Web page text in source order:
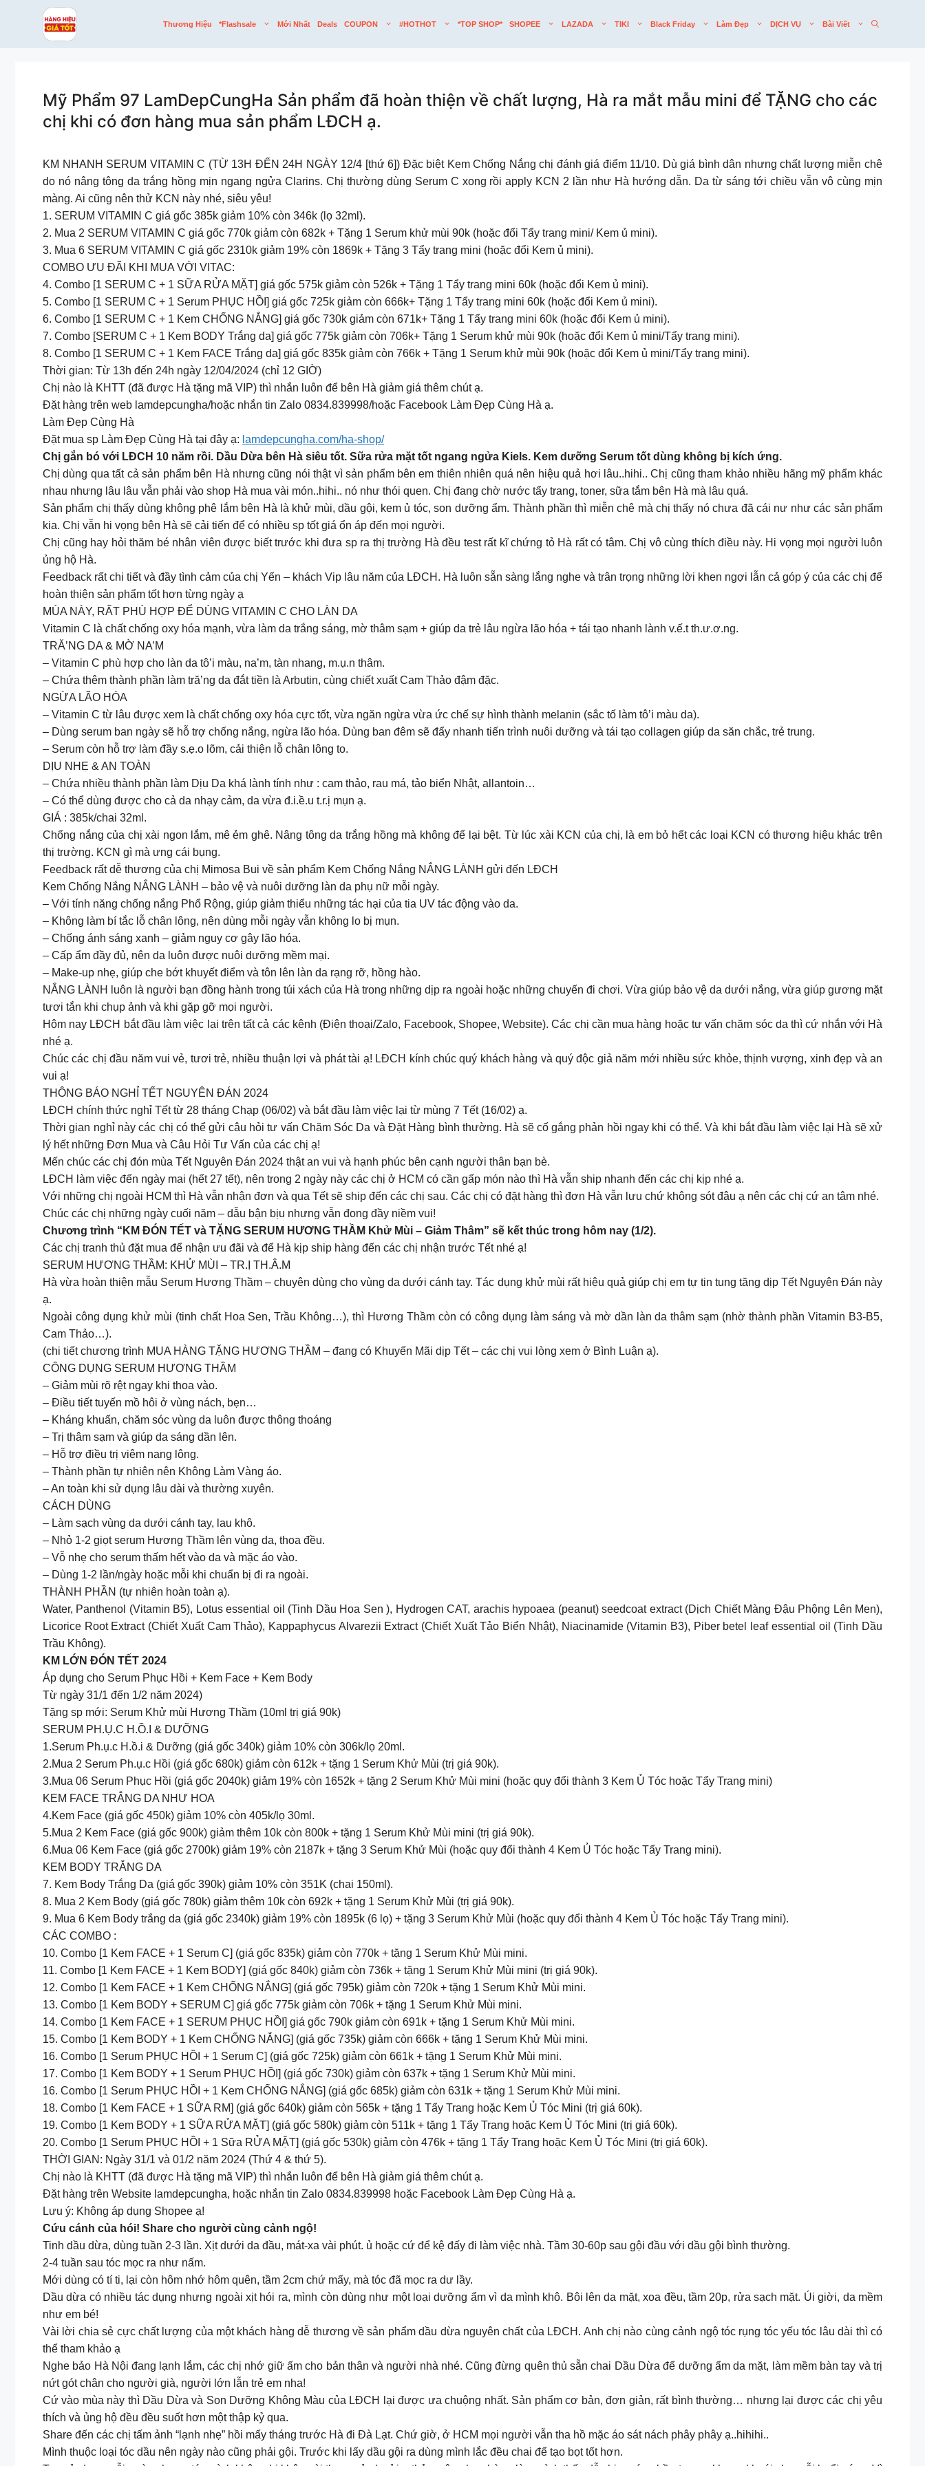
Thương Hiệu *flashsale Mới Nhất Deals COUPON #HOTHOT *TOP SHOP* SHOPEE LAZADA TIKI Black Friday Làm Đẹp DỊCH VỤ Bài Viết
Mỹ Phẩm 97 LamDepCungHa Sản phẩm đã hoàn thiện về chất lượng, Hà ra mắt mẫu mini để TẶNG cho các
chị khi có đơn hàng mua sản phẩm LĐCH ạ.
KM NHANH SERUM VITAMIN C (TỪ 13H ĐẾN 24H NGÀY 12/4 [thứ 6]) Đặc biệt Kem Chống Nắng chị đánh giá điểm 11/10. Dù giá bình dân nhưng chất lượng miễn chê
do nó nâng tông da trắng hồng mịn ngang ngửa Clarins. Chị thường dùng Serum C xong rồi apply KCN 2 lần như Hà hướng dẫn. Da từ sáng tới chiều vẫn vô cùng mịn
màng. Ai cũng nên thử KCN này nhé, siêu yêu!
1. SERUM VITAMIN C giá gốc 385k giảm 10% còn 346k (lọ 32ml).
2. Mua 2 SERUM VITAMIN C giá gốc 770k giảm còn 682k + Tặng 1 Serum khử mùi 90k (hoặc đổi Tẩy trang mini/ Kem ủ mini).
3. Mua 6 SERUM VITAMIN C giá gốc 2310k giảm 19% còn 1869k + Tặng 3 Tẩy trang mini (hoặc đổi Kem ủ mini).
COMBO ƯU ĐÃI KHI MUA VỚI VITAC:
4. Combo [1 SERUM C + 1 SỮA RỬA MẶT] giá gốc 575k giảm còn 526k + Tặng 1 Tẩy trang mini 60k (hoặc đổi Kem ủ mini).
5. Combo [1 SERUM C + 1 Serum PHỤC HỒI] giá gốc 725k giảm còn 666k+ Tặng 1 Tẩy trang mini 60k (hoặc đổi Kem ủ mini).
6. Combo [1 SERUM C + 1 Kem CHỐNG NẮNG] giá gốc 730k giảm còn 671k+ Tặng 1 Tẩy trang mini 60k (hoặc đổi Kem ủ mini).
7. Combo [SERUM C + 1 Kem BODY Trắng da] giá gốc 775k giảm còn 706k+ Tặng 1 Serum khử mùi 90k (hoặc đổi Kem ủ mini/Tẩy trang mini).
8. Combo [1 SERUM C + 1 Kem FACE Trắng da] giá gốc 835k giảm còn 766k + Tặng 1 Serum khử mùi 90k (hoặc đổi Kem ủ mini/Tẩy trang mini).
Thời gian: Từ 13h đến 24h ngày 12/04/2024 (chỉ 12 GIỜ)
Chị nào là KHTT (đã được Hà tặng mã VIP) thì nhắn luôn để bên Hà giảm giá thêm chút ạ.
Đặt hàng trên web lamdepcungha/hoặc nhắn tin Zalo 0834.839998/hoặc Facebook Làm Đẹp Cùng Hà ạ.
Làm Đẹp Cùng Hà
Đặt mua sp Làm Đẹp Cùng Hà tại đây ạ: lamdepcungha.com/ha-shop/
Chị gắn bó với LĐCH 10 năm rồi. Dầu Dừa bên Hà siêu tốt. Sữa rửa mặt tốt ngang ngửa Kiels. Kem dưỡng Serum tốt dùng không bị kích ứng.
Chị dùng qua tất cả sản phẩm bên Hà nhưng cũng nói thật vì sản phẩm bên em thiên nhiên quá nên hiệu quả hơi lâu..hihi.. Chị cũng tham khảo nhiều hãng mỹ phẩm khác
nhau nhưng lâu lâu vẫn phải vào shop Hà mua vài món..hihi.. nó như thói quen. Chị đang chờ nước tẩy trang, toner, sữa tắm bên Hà mà lâu quá.
Sản phẩm chị thấy dùng không phê lắm bên Hà là khử mùi, dầu gội, kem ủ tóc, son dưỡng ẩm. Thành phần thì miễn chê mà chị thấy nó chưa đã cái nư như các sản phẩm
kia. Chị vẫn hi vọng bên Hà sẽ cải tiến để có nhiều sp tốt giá ổn áp đến mọi người.
Chị cũng hay hỏi thăm bé nhân viên được biết trước khi đưa sp ra thị trường Hà đều test rất kĩ chứng tỏ Hà rất có tâm. Chị vô cùng thích điều này. Hi vọng mọi người luôn
ủng hộ Hà.
Feedback rất chi tiết và đầy tình cảm của chị Yến – khách Vip lâu năm của LĐCH. Hà luôn sẵn sàng lắng nghe và trân trọng những lời khen ngợi lẫn cả góp ý của các chị để
hoàn thiện sản phẩm tốt hơn từng ngày ạ
MÙA NÀY, RẤT PHÙ HỢP ĐỂ DÙNG VITAMIN C CHO LÀN DA
Vitamin C là chất chống oxy hóa mạnh, vừa làm da trắng sáng, mờ thâm sạm + giúp da trẻ lâu ngừa lão hóa + tái tạo nhanh lành v.ế.t th.ư.ơ.ng.
TRĂ’NG DA & MỜ NA’M
– Vitamin C phù hợp cho làn da tô’i màu, na’m, tàn nhang, m.ụ.n thâm.
– Chứa thêm thành phần làm tră’ng da đắt tiền là Arbutin, cùng chiết xuất Cam Thảo đậm đặc.
NGỪA LÃO HÓA
– Vitamin C từ lâu được xem là chất chống oxy hóa cực tốt, vừa ngăn ngừa vừa ức chế sự hình thành melanin (sắc tố làm tô’i màu da).
– Dùng serum ban ngày sẽ hỗ trợ chống nắng, ngừa lão hóa. Dùng ban đêm sẽ đẩy nhanh tiến trình nuôi dưỡng và tái tạo collagen giúp da săn chắc, trẻ trung.
– Serum còn hỗ trợ làm đầy s.ẹ.o lõm, cải thiện lỗ chân lông to.
DỊU NHẸ & AN TOÀN
– Chứa nhiều thành phần làm Dịu Da khá lành tính như : cam thảo, rau má, tảo biển Nhật, allantoin…
– Có thể dùng được cho cả da nhạy cảm, da vừa đ.i.ề.u t.r.ị mụn ạ.
GIÁ : 385k/chai 32ml.
Chống nắng của chị xài ngon lắm, mê ẻm ghê. Nâng tông da trắng hồng mà không để lại bệt. Từ lúc xài KCN của chị, là em bỏ hết các loại KCN có thương hiệu khác trên
thị trường. KCN gì mà ưng cái bụng.
Feedback rất dễ thương của chị Mimosa Bui về sản phẩm Kem Chống Nắng NẮNG LÀNH gửi đến LĐCH
Kem Chống Nắng NẮNG LÀNH – bảo vệ và nuôi dưỡng làn da phụ nữ mỗi ngày.
– Với tính năng chống nắng Phổ Rộng, giúp giảm thiểu những tác hại của tia UV tác động vào da.
– Không làm bí tắc lỗ chân lông, nên dùng mỗi ngày vẫn không lo bị mụn.
– Chống ánh sáng xanh – giảm nguy cơ gây lão hóa.
– Cấp ẩm đầy đủ, nên da luôn được nuôi dưỡng mềm mại.
– Make-up nhẹ, giúp che bớt khuyết điểm và tôn lên làn da rạng rỡ, hồng hào.
NẮNG LÀNH luôn là người bạn đồng hành trong túi xách của Hà trong những dịp ra ngoài hoặc những chuyến đi chơi. Vừa giúp bảo vệ da dưới nắng, vừa giúp gương mặt
tươi tắn khi chụp ảnh và khi gặp gỡ mọi người.
Hôm nay LĐCH bắt đầu làm việc lại trên tất cả các kênh (Điện thoại/Zalo, Facebook, Shopee, Website). Các chị cần mua hàng hoặc tư vấn chăm sóc da thì cứ nhắn với Hà
nhé ạ.
Chúc các chị đầu năm vui vẻ, tươi trẻ, nhiều thuận lợi và phát tài ạ! LĐCH kính chúc quý khách hàng và quý độc giả năm mới nhiều sức khỏe, thịnh vượng, xinh đẹp và an
vui ạ!
THÔNG BÁO NGHỈ TẾT NGUYÊN ĐÁN 2024
LĐCH chính thức nghỉ Tết từ 28 tháng Chạp (06/02) và bắt đầu làm việc lại từ mùng 7 Tết (16/02) ạ.
Thời gian nghỉ này các chị có thể gửi câu hỏi tư vấn Chăm Sóc Da và Đặt Hàng bình thường. Hà sẽ cố gắng phản hồi ngay khi có thể. Và khi bắt đầu làm việc lại Hà sẽ xử
lý hết những Đơn Mua và Câu Hỏi Tư Vấn của các chị ạ!
Mến chúc các chị đón mùa Tết Nguyên Đán 2024 thật an vui và hạnh phúc bên cạnh người thân bạn bè.
LĐCH làm việc đến ngày mai (hết 27 tết), nên trong 2 ngày này các chị ở HCM có cần gấp món nào thì Hà vẫn ship nhanh đến các chị kịp nhé ạ.
Với những chị ngoài HCM thì Hà vẫn nhận đơn và qua Tết sẽ ship đến các chị sau. Các chị có đặt hàng thì đơn Hà vẫn lưu chứ không sót đâu ạ nên các chị cứ an tâm nhé.
Chúc các chị những ngày cuối năm – dẫu bận bịu nhưng vẫn đong đầy niềm vui!
Chương trình “KM ĐÓN TẾT và TẶNG SERUM HƯƠNG THẦM Khử Mùi – Giảm Thâm” sẽ kết thúc trong hôm nay (1/2).
Các chị tranh thủ đặt mua để nhận ưu đãi và để Hà kịp ship hàng đến các chị nhận trước Tết nhé ạ!
SERUM HƯƠNG THẦM: KHỬ MÙI – TR.Ị TH.Â.M
Hà vừa hoàn thiện mẫu Serum Hương Thầm – chuyên dùng cho vùng da dưới cánh tay. Tác dụng khử mùi rất hiệu quả giúp chị em tự tin tung tăng dịp Tết Nguyên Đán này
ạ.
Ngoài công dụng khử mùi (tinh chất Hoa Sen, Trầu Không…), thì Hương Thầm còn có công dụng làm sáng và mờ dần làn da thâm sạm (nhờ thành phần Vitamin B3-B5,
Cam Thảo…).
(chi tiết chương trình MUA HÀNG TẶNG HƯƠNG THẦM – đang có Khuyến Mãi dịp Tết – các chị vui lòng xem ở Bình Luận ạ).
CÔNG DỤNG SERUM HƯƠNG THẦM
– Giảm mùi rõ rệt ngay khi thoa vào.
– Điều tiết tuyến mồ hôi ở vùng nách, bẹn…
– Kháng khuẩn, chăm sóc vùng da luôn được thông thoáng
– Trị thâm sạm và giúp da sáng dần lên.
– Hỗ trợ điều trị viêm nang lông.
– Thành phần tự nhiên nên Không Làm Vàng áo.
– An toàn khi sử dụng lâu dài và thường xuyên.
CÁCH DÙNG
– Làm sạch vùng da dưới cánh tay, lau khô.
– Nhỏ 1-2 giọt serum Hương Thầm lên vùng da, thoa đều.
– Vỗ nhẹ cho serum thấm hết vào da và mặc áo vào.
– Dùng 1-2 lần/ngày hoặc mỗi khi chuẩn bị đi ra ngoài.
THÀNH PHẦN (tự nhiên hoàn toàn ạ).
Water, Panthenol (Vitamin B5), Lotus essential oil (Tinh Dầu Hoa Sen ), Hydrogen CAT, arachis hypoaea (peanut) seedcoat extract (Dịch Chiết Màng Đậu Phộng Lên Men),
Licorice Root Extract (Chiết Xuất Cam Thảo), Kappaphycus Alvarezii Extract (Chiết Xuất Tảo Biển Nhật), Niacinamide (Vitamin B3), Piber betel leaf essential oil (Tinh Dầu
Trầu Không).
KM LỚN ĐÓN TẾT 2024
Áp dụng cho Serum Phục Hồi + Kem Face + Kem Body
Từ ngày 31/1 đến 1/2 năm 2024)
Tặng sp mới: Serum Khử mùi Hương Thầm (10ml trị giá 90k)
SERUM PH.Ụ.C H.Ồ.I & DƯỠNG
1.Serum Ph.ụ.c H.ồ.i & Dưỡng (giá gốc 340k) giảm 10% còn 306k/lọ 20ml.
2.Mua 2 Serum Ph.ụ.c Hồi (giá gốc 680k) giảm còn 612k + tặng 1 Serum Khử Mùi (trị giá 90k).
3.Mua 06 Serum Phục Hồi (giá gốc 2040k) giảm 19% còn 1652k + tặng 2 Serum Khử Mùi mini (hoặc quy đổi thành 3 Kem Ủ Tóc hoặc Tẩy Trang mini)
KEM FACE TRẮNG DA NHƯ HOA
4.Kem Face (giá gốc 450k) giảm 10% còn 405k/lọ 30ml.
5.Mua 2 Kem Face (giá gốc 900k) giảm thêm 10k còn 800k + tặng 1 Serum Khử Mùi mini (trị giá 90k).
6.Mua 06 Kem Face (giá gốc 2700k) giảm 19% còn 2187k + tặng 3 Serum Khử Mùi (hoặc quy đổi thành 4 Kem Ủ Tóc hoặc Tẩy Trang mini).
KEM BODY TRẮNG DA
7. Kem Body Trắng Da (giá gốc 390k) giảm 10% còn 351K (chai 150ml).
8. Mua 2 Kem Body (giá gốc 780k) giảm thêm 10k còn 692k + tặng 1 Serum Khử Mùi (trị giá 90k).
9. Mua 6 Kem Body trắng da (giá gốc 2340k) giảm 19% còn 1895k (6 lọ) + tặng 3 Serum Khử Mùi (hoặc quy đổi thành 4 Kem Ủ Tóc hoặc Tẩy Trang mini).
CÁC COMBO :
10. Combo [1 Kem FACE + 1 Serum C] (giá gốc 835k) giảm còn 770k + tặng 1 Serum Khử Mùi mini.
11. Combo [1 Kem FACE + 1 Kem BODY] (giá gốc 840k) giảm còn 736k + tặng 1 Serum Khử Mùi mini (trị giá 90k).
12. Combo [1 Kem FACE + 1 Kem CHỐNG NẮNG] (giá gốc 795k) giảm còn 720k + tặng 1 Serum Khử Mùi mini.
13. Combo [1 Kem BODY + SERUM C] giá gốc 775k giảm còn 706k + tặng 1 Serum Khử Mùi mini.
14. Combo [1 Kem FACE + 1 SERUM PHỤC HỒI] giá gốc 790k giảm còn 691k + tặng 1 Serum Khử Mùi mini.
15. Combo [1 Kem BODY + 1 Kem CHỐNG NẮNG] (giá gốc 735k) giảm còn 666k + tặng 1 Serum Khử Mùi mini.
16. Combo [1 Serum PHỤC HỒI + 1 Serum C] (giá gốc 725k) giảm còn 661k + tặng 1 Serum Khử Mùi mini.
17. Combo [1 Kem BODY + 1 Serum PHỤC HỒI] (giá gốc 730k) giảm còn 637k + tặng 1 Serum Khử Mùi mini.
16. Combo [1 Serum PHỤC HỒI + 1 Kem CHỐNG NẮNG] (giá gốc 685k) giảm còn 631k + tặng 1 Serum Khử Mùi mini.
18. Combo [1 Kem FACE + 1 SỮA RM] (giá gốc 640k) giảm còn 565k + tặng 1 Tẩy Trang hoặc Kem Ủ Tóc Mini (trị giá 60k).
19. Combo [1 Kem BODY + 1 SỮA RỬA MẶT] (giá gốc 580k) giảm còn 511k + tặng 1 Tẩy Trang hoặc Kem Ủ Tóc Mini (trị giá 60k).
20. Combo [1 Serum PHỤC HỒI + 1 Sữa RỬA MẶT] (giá gốc 530k) giảm còn 476k + tặng 1 Tẩy Trang hoặc Kem Ủ Tóc Mini (trị giá 60k).
THỜI GIAN: Ngày 31/1 và 01/2 năm 2024 (Thứ 4 & thứ 5).
Chị nào là KHTT (đã được Hà tặng mã VIP) thì nhắn luôn để bên Hà giảm giá thêm chút ạ.
Đặt hàng trên Website lamdepcungha, hoặc nhắn tin Zalo 0834.839998 hoặc Facebook Làm Đẹp Cùng Hà ạ.
Lưu ý: Không áp dụng Shopee ạ!
Cứu cánh của hói! Share cho người cùng cảnh ngộ!
Tinh dầu dừa, dùng tuần 2-3 lần. Xịt dưới da đầu, mát-xa vài phút. ủ hoặc cứ để kệ đấy đi làm việc nhà. Tầm 30-60p sau gội đầu với dầu gội bình thường.
2-4 tuần sau tóc mọc ra như nấm.
Mới dùng có tí ti, lại còn hôm nhớ hôm quên, tầm 2cm chứ mấy, mà tóc đã mọc ra dư lầy.
Dầu dừa có nhiều tác dụng nhưng ngoài xịt hói ra, mình còn dùng như một loại dưỡng ẩm vì da mình khô. Bôi lên da mặt, xoa đều, tầm 20p, rửa sạch mặt. Úi giời, da mềm
như em bé!
Vài lời chia sẻ cực chất lượng của một khách hàng dễ thương về sản phẩm dầu dừa nguyên chất của LĐCH. Anh chị nào cùng cảnh ngộ tóc rụng tóc yếu tóc lâu dài thì có
thể tham khảo ạ
Nghe bảo Hà Nội đang lạnh lắm, các chị nhớ giữ ấm cho bản thân và người nhà nhé. Cũng đừng quên thủ sẵn chai Dầu Dừa để dưỡng ẩm da mặt, làm mềm bàn tay và trị
nứt gót chân cho người già, người lớn lẫn trẻ em nha!
Cứ vào mùa này thì Dầu Dừa và Son Dưỡng Không Màu của LĐCH lại được ưa chuộng nhất. Sản phẩm cơ bản, đơn giản, rất bình thường… nhưng lại được các chị yêu
thích và ủng hộ đều đều suốt hơn một thập kỷ qua.
Share đến các chị tấm ảnh “lạnh nhẹ” hồi mấy tháng trước Hà đi Đà Lạt. Chứ giờ, ở HCM mọi người vẫn tha hồ mặc áo sát nách phây phây ạ..hihihi..
Mình thuộc loại tóc dầu nên ngày nào cũng phải gội. Trước khi lấy dầu gội ra dùng mình lắc đều chai để tạo bọt tốt hơn.